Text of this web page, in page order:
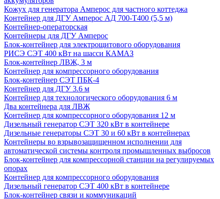
Кожух для генератора Амперос для частного коттеджа
Контейнер для ДГУ Амперос АД 700-Т400 (5,5 м)
Контейнер-операторская
Контейнеры для ДГУ Амперос
Блок-контейнер для электрощитового оборудования
РИСЭ СЭТ 400 кВт на шасси КАМАЗ
Блок-контейнер ЛВЖ, 3 м
Контейнер для компрессорного оборудования
Блок-контейнер СЭТ ПБК-4
Контейнер для ДГУ 3.6 м
Контейнер для технологического оборудования 6 м
Два контейнера для ЛВЖ
Контейнер для компрессорного оборудования 12 м
Дизельный генератор СЭТ 320 кВт в контейнере
Дизельные генераторы СЭТ 30 и 60 кВт в контейнерах
Контейнеры во взрывозащищенном исполнении для
автоматической системы контроля промышленных выбросов
Блок-контейнер для компрессорной станции на регулируемых
опорах
Контейнер для компрессорного оборудования
Дизельный генератор СЭТ 400 кВт в контейнере
Блок-контейнер связи и коммуникаций